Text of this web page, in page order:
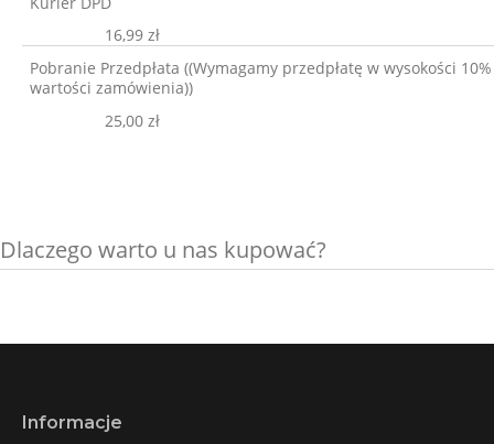
16,99 zł
Pobranie Przedpłata ((Wymagamy przedpłatę w wysokości 10%
wartości zamówienia))
25,00 zł
Dlaczego warto u nas kupować?
Informacje